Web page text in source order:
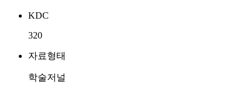
KDC
320
자료형태
학술저널